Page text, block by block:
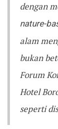
dengan
nature-
alam
bukan
Forum
Hotel
seperti